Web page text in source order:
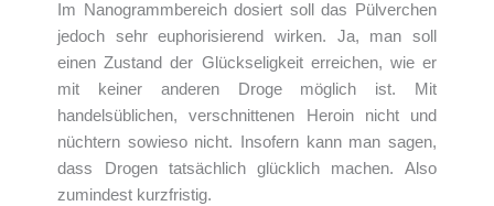
Im Nanogrammbereich dosiert soll das Pülverchen
jedoch sehr euphorisierend wirken. Ja, man soll
einen Zustand der Glückseligkeit erreichen, wie er
mit keiner anderen Droge möglich ist. Mit
handelsüblichen, verschnittenen Heroin nicht und
nüchtern sowieso nicht. Insofern kann man sagen,
dass Drogen tatsächlich glücklich machen. Also
zumindest kurzfristig.